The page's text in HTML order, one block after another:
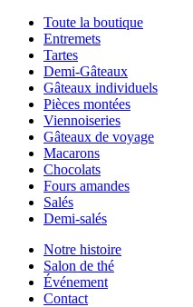
Toute la boutique
Entremets
Tartes
Demi-Gâteaux
Gâteaux individuels
Pièces montées
Viennoiseries
Gâteaux de voyage
Macarons
Chocolats
Fours amandes
Salés
Demi-salés
Notre histoire
Salon de thé
Événement
Contact